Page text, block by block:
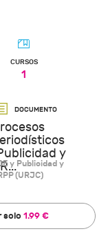
CURSOS
1
y
y Publicidad y
(URJC)
solo1.99 €